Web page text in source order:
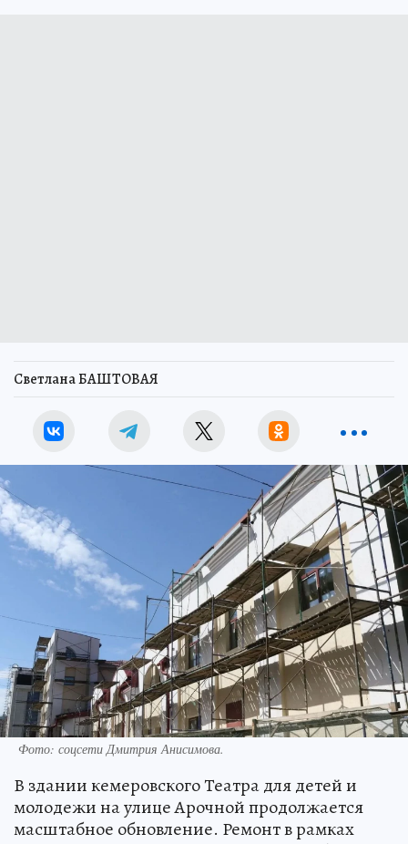
Светлана БАШТОВАЯ
Фото: соцсети Дмитрия Анисимова.
В здании кемеровского Театра для детей и
молодежи на улице Арочной продолжается
масштабное обновление. Ремонт в рамках